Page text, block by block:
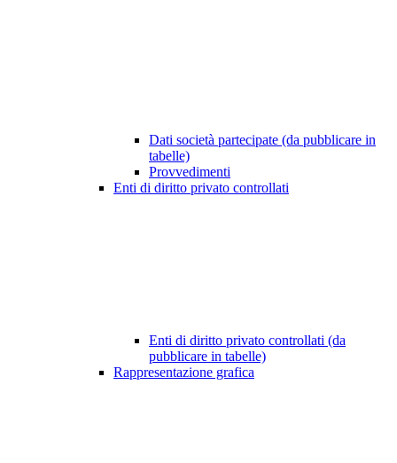
Dati società partecipate (da pubblicare in
tabelle)
Provvedimenti
Enti di diritto privato controllati
Enti di diritto privato controllati (da
pubblicare in tabelle)
Rappresentazione grafica